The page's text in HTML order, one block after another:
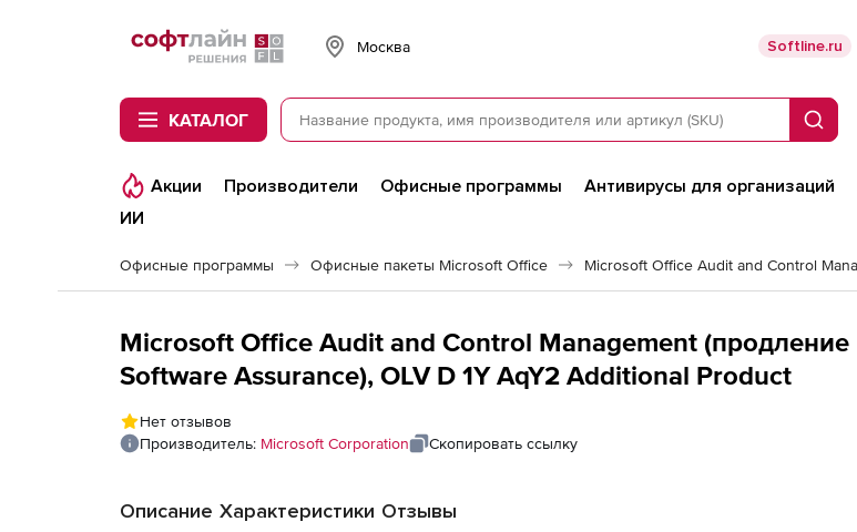
Softline
Москва Softline.ru
КАТАЛОГ Поиск
Акции Производители Офисные программы Антивирусы для организаций
ИИ
Офисные программы Офисные пакеты Microsoft Office Microsoft Office Audit and Control
Microsoft Office Audit and Control Management (продление
Software Assurance), OLV D 1Y AqY2 Additional Product
Нет отзывов
Производитель: Microsoft Corporation Скопировать ссылку
Описание Характеристики Отзывы